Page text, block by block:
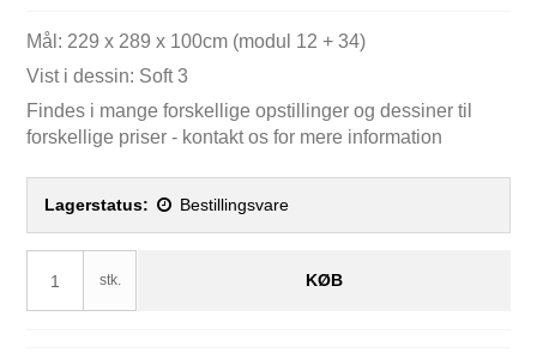
Mål: 229 x 289 x 100cm (modul 12 + 34)
Vist i dessin: Soft 3
Findes i mange forskellige opstillinger og dessiner til
forskellige priser - kontakt os for mere information
Lagerstatus: Bestillingsvare
stk. KØB